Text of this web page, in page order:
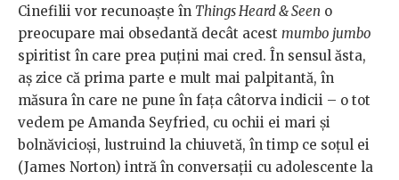
Cinefilii vor recunoaște în Things Heard & Seen o
preocupare mai obsedantă decât acest mumbo jumbo
spiritist în care prea puțini mai cred. În sensul ăsta,
aș zice că prima parte e mult mai palpitantă, în
măsura în care ne pune în fața câtorva indicii – o tot
vedem pe Amanda Seyfried, cu ochii ei mari și
bolnăvicioși, lustruind la chiuvetă, în timp ce soțul ei
(James Norton) intră în conversații cu adolescente la